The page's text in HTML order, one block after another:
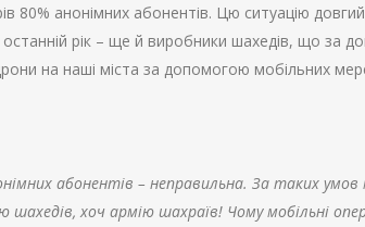
80% анонімних абонентів. Цю ситуацію
рік – ще й виробники шахедів, що за
на наші міста за допомогою мобільних
абонентів – неправильна. За таких
хоч армію шахраїв! Чому мобільні